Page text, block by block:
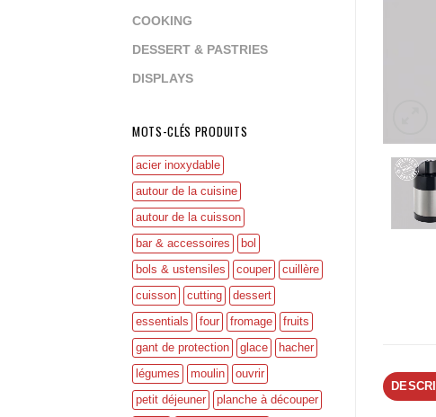
COOKING
DESSERT & PASTRIES
DISPLAYS
MOTS-CLÉS PRODUITS
acier inoxydable
autour de la cuisine
autour de la cuisson
bar & accessoires
bol
bols & ustensiles
couper
cuillère
cuisson
cutting
dessert
essentials
four fromage
fruits
gant de protection
glace
hacher
légumes
moulin
ouvrir
petit déjeuner
planche à découper